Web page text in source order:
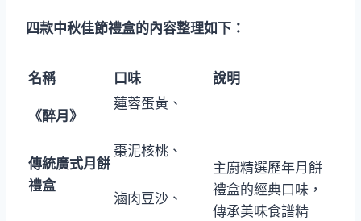
四款中秋佳節禮盒的內容整理如下：
名稱 口味 說明
《醉月》
傳統廣式月餅
禮盒
蓮蓉蛋黃、
棗泥核桃、
滷肉豆沙、
主廚精選歷年月餅
禮盒的經典口味，
傳承美味食譜精